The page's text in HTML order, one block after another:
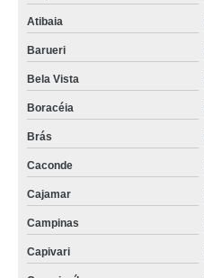
Atibaia
Barueri
Bela Vista
Boracéia
Brás
Caconde
Cajamar
Campinas
Capivari